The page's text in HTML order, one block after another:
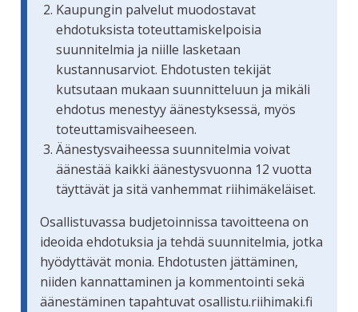
Kaupungin palvelut muodostavat
ehdotuksista toteuttamiskelpoisia
suunnitelmia ja niille lasketaan
kustannusarviot. Ehdotusten tekijät
kutsutaan mukaan suunnitteluun ja mikäli
ehdotus menestyy äänestyksessä, myös
toteuttamisvaiheeseen.
Äänestysvaiheessa suunnitelmia voivat
äänestää kaikki äänestysvuonna 12 vuotta
täyttävät ja sitä vanhemmat riihimäkeläiset.
Osallistuvassa budjetoinnissa tavoitteena on
ideoida ehdotuksia ja tehdä suunnitelmia, jotka
hyödyttävät monia. Ehdotusten jättäminen,
niiden kannattaminen ja kommentointi sekä
äänestäminen tapahtuvat osallistu.riihimaki.fi